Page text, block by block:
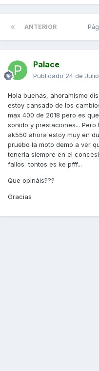
ANTERIOR
Palace
Publicado 24 de
Hola buenas, ahoramismo
estoy cansado de los
max 400 de 2018 pero es
sonido y prestaciones...
ak550 ahora estoy muy en
pruebo la moto demo a ver
tenerla siempre en el
fallos tontos es ke pfff...
Que opináis???
Gracias